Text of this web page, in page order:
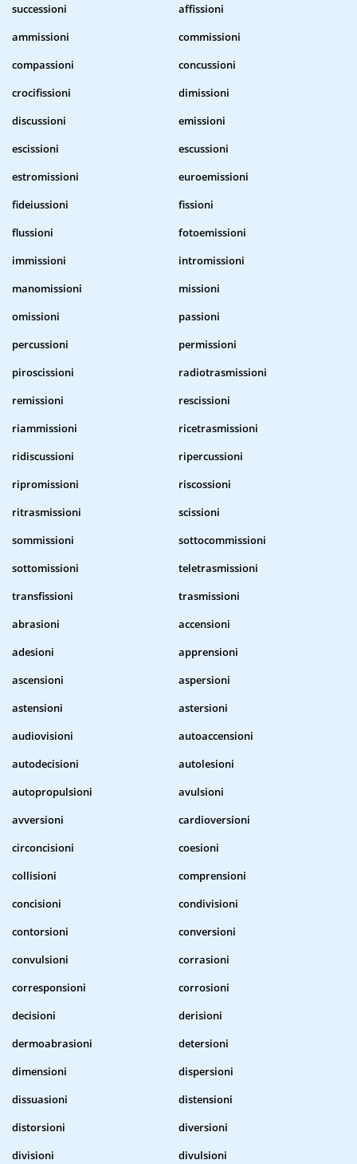
successioni
affissioni
ammissioni
commissioni
compassioni
concussioni
crocifissioni
dimissioni
discussioni
emissioni
escissioni
escussioni
estromissioni
euroemissioni
fideiussioni
fissioni
flussioni
fotoemissioni
immissioni
intromissioni
manomissioni
missioni
omissioni
passioni
percussioni
permissioni
piroscissioni
radiotrasmissioni
remissioni
rescissioni
riammissioni
ricetrasmissioni
ridiscussioni
ripercussioni
ripromissioni
riscossioni
ritrasmissioni
scissioni
sommissioni
sottocommissioni
sottomissioni
teletrasmissioni
transfissioni
trasmissioni
abrasioni
accensioni
adesioni
apprensioni
ascensioni
aspersioni
astensioni
astersioni
audiovisioni
autoaccensioni
autodecisioni
autolesioni
autopropulsioni
avulsioni
avversioni
cardioversioni
circoncisioni
coesioni
collisioni
comprensioni
concisioni
condivisioni
contorsioni
conversioni
convulsioni
corrasioni
corresponsioni
corrosioni
decisioni
derisioni
dermoabrasioni
detersioni
dimensioni
dispersioni
dissuasioni
distensioni
distorsioni
diversioni
divisioni
divulsioni